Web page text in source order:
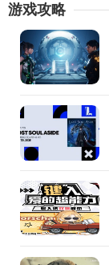
游戏攻略